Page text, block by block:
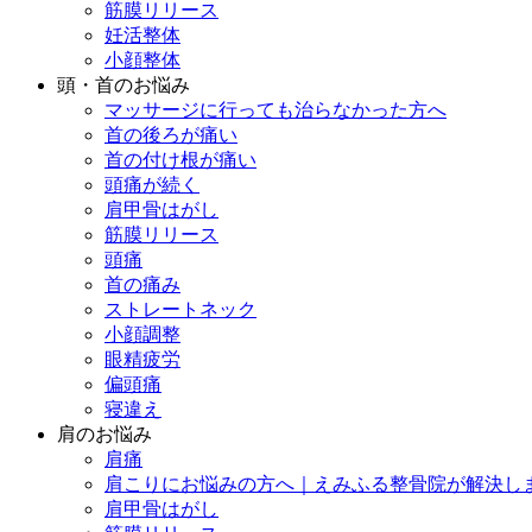
筋膜リリース
妊活整体
小顔整体
頭・首のお悩み
マッサージに行っても治らなかった方へ
首の後ろが痛い
首の付け根が痛い
頭痛が続く
肩甲骨はがし
筋膜リリース
頭痛
首の痛み
ストレートネック
小顔調整
眼精疲労
偏頭痛
寝違え
肩のお悩み
肩痛
肩こりにお悩みの方へ｜えみふる整骨院が解決し
肩甲骨はがし